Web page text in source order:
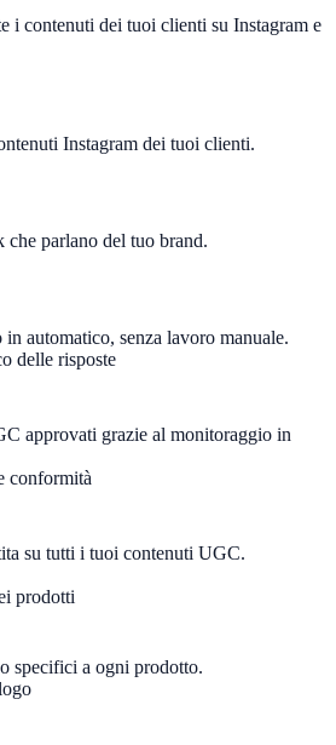
i contenuti dei tuoi clienti su Instagram e
Instagram dei tuoi clienti.
parlano del tuo brand.
automatico, senza lavoro manuale.
delle risposte
approvati grazie al monitoraggio in
conformità
su tutti i tuoi contenuti UGC.
prodotti
specifici a ogni prodotto.